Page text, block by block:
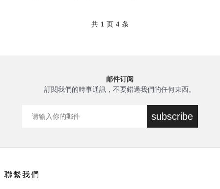
共 1 页 4 条
邮件订阅
訂閱我們的時事通訊，不要錯過我們的任何東西。
subscribe
聯繫我們